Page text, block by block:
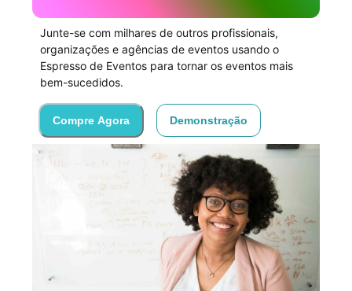
Junte-se com milhares de outros profissionais,
organizações e agências de eventos usando o
Espresso de Eventos para tornar os eventos mais
bem-sucedidos.
Compre Agora Demonstração